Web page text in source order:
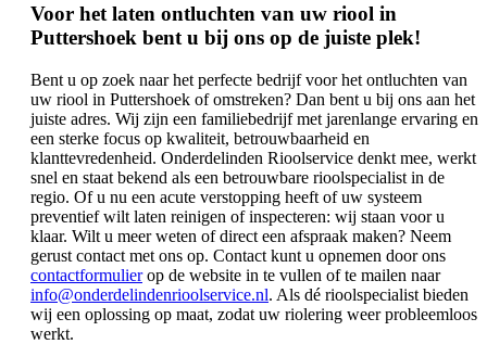
Voor het laten ontluchten van uw riool in
Puttershoek bent u bij ons op de juiste plek!
Bent u op zoek naar het perfecte bedrijf voor het ontluchten van
uw riool in Puttershoek of omstreken? Dan bent u bij ons aan het
juiste adres. Wij zijn een familiebedrijf met jarenlange ervaring en
een sterke focus op kwaliteit, betrouwbaarheid en
klanttevredenheid. Onderdelinden Rioolservice denkt mee, werkt
snel en staat bekend als een betrouwbare rioolspecialist in de
regio. Of u nu een acute verstopping heeft of uw systeem
preventief wilt laten reinigen of inspecteren: wij staan voor u
klaar. Wilt u meer weten of direct een afspraak maken? Neem
gerust contact met ons op. Contact kunt u opnemen door ons
contactformulierop de website in te vullen of te mailen naar
info@onderdelindenrioolservice.nl. Als dé rioolspecialist bieden
wij een oplossing op maat, zodat uw riolering weer probleemloos
werkt.